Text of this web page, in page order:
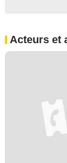
Acteurs et